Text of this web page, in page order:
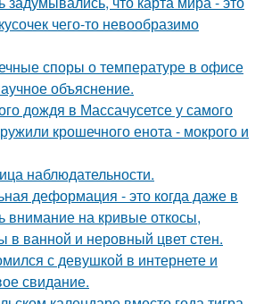
чего-то невообразимо
споры о температуре в офисе
объяснение.
дождя в Массачусетсе у самого
крошечного енота - мокрого и
наблюдательности.
деформация - это когда даже в
внимание на кривые откосы,
в ванной и неровный цвет стен.
с девушкой в интернете и
свидание.